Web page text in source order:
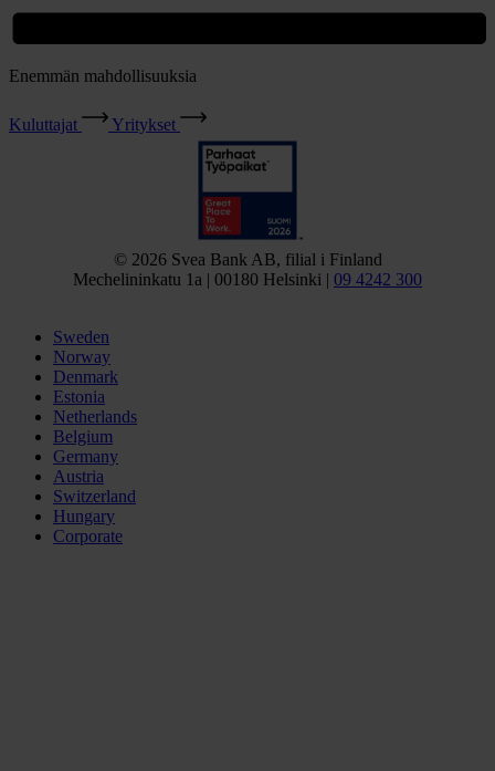
Enemmän mahdollisuuksia
Kuluttajat Yritykset
© 2026 Svea Bank AB, filial i Finland
Mechelininkatu 1a | 00180 Helsinki | 09 4242 300
Sweden
Norway
Denmark
Estonia
Netherlands
Belgium
Germany
Austria
Switzerland
Hungary
Corporate